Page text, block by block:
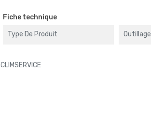
Fiche technique
Type De Produit Outillage
CLIMSERVICE